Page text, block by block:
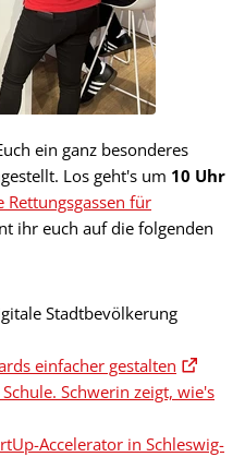
ein ganz besonderes
Los geht's um 10 Uhr
Rettungsgassen für
ihr euch auf die folgenden
Stadtbevölkerung
einfacher gestalten
Schwerin zeigt, wie's
Accelerator in Schleswig-